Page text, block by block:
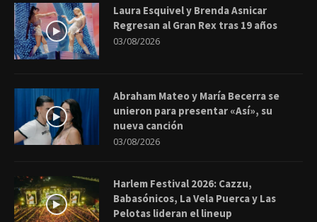
Laura Esquivel y Brenda Asnicar
Regresan al Gran Rex tras 19 años
03/08/2026
Abraham Mateo y María Becerra se
unieron para presentar «Así», su
nueva canción
03/08/2026
Harlem Festival 2026: Cazzu,
Babasónicos, La Vela Puerca y Las
Pelotas lideran el lineup